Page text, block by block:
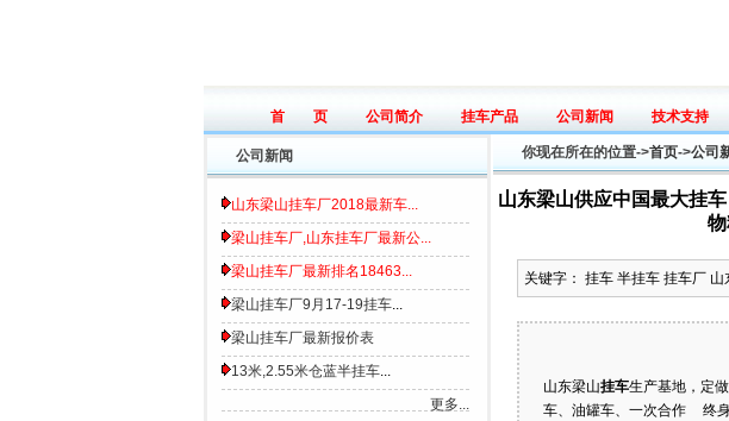
首 页 公司简介 挂车产品 公司新闻 技术支持
你现在所在的位置->首页->公司
山东梁山供应中国最大挂
关键字： 挂车 半挂车 挂车厂
山东梁山挂车生产基地，定
车、油罐车、一次合作 终
公司新闻
山东梁山挂车厂2018最新车...
梁山挂车厂,山东挂车厂最新公...
梁山挂车厂最新排名18463...
梁山挂车厂9月17-19挂车...
梁山挂车厂最新报价表
13米,2.55米仓蓝半挂车...
更多...